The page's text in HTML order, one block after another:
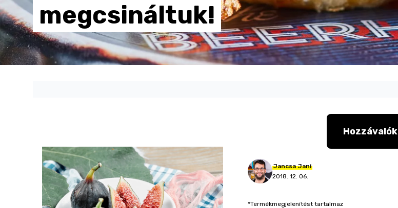
megcsináltuk!
Hozzávalók
Jancsa Jani
2018. 12. 06.
*Termékmegjelenítést tartalmaz